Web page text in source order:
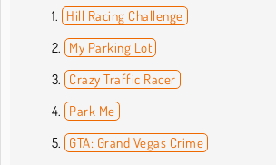
Hill Racing Challenge
My Parking Lot
Crazy Traffic Racer
Park Me
GTA: Grand Vegas Crime